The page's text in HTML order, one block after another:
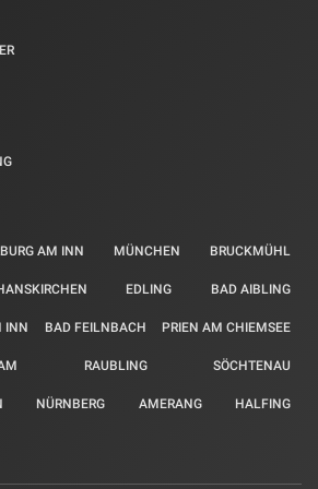
AM INN MÜNCHEN BRUCKMÜHL
EDLING BAD AIBLING
INN BAD FEILNBACH PRIEN AM CHIEMSEE
RAUBLING SÖCHTENAU
NÜRNBERG AMERANG HALFING